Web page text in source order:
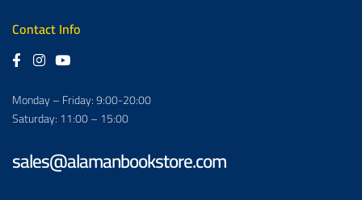
Contact Info
Monday – Friday: 9:00-20:00
Saturday: 11:00 – 15:00
sales@alamanbookstore.com